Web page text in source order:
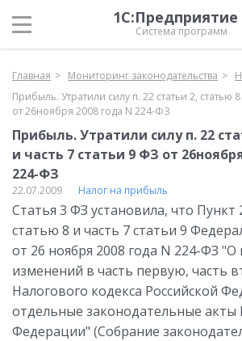
1С:Предприятие
Система программ
Главная Мониторинг законодательства
Прибыль. Утратили силу п. 22 статьи 2, статью
от 26ноября 2008 года N 224-ФЗ
Прибыль. Утратили силу п. 22
и часть 7 статьи 9 ФЗ от
224-ФЗ
22.07.2009 Налог на прибыль
Статья 3 ФЗ установила, что Пункт
статью 8 и часть 7 статьи 9
от 26 ноября 2008 года N 224-ФЗ "О
изменений в часть первую, часть
Налогового кодекса Российской
отдельные законодательные акты
Федерации" (Собрание